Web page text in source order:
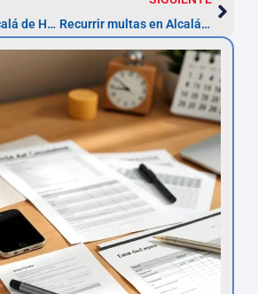
Herencias en Alcalá de Henares: plazo 6 meses
Recurrir multas en Alcalá de Henares: plazo 20 días y pasos